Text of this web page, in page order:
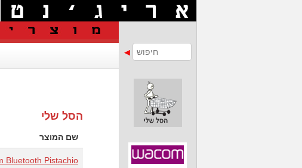
הסל שלי
שם המוצר
Bluetooth Pistachio